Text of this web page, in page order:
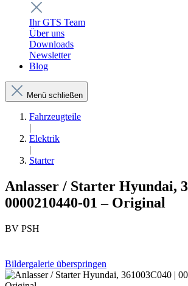
Ihr GTS Team
Über uns
Downloads
Newsletter
Blog
Menü schließen
Fahrzeugteile
|
Elektrik
|
Starter
Anlasser / Starter Hyundai,
0000210440-01 – Original
BV PSH
Bildergalerie überspringen